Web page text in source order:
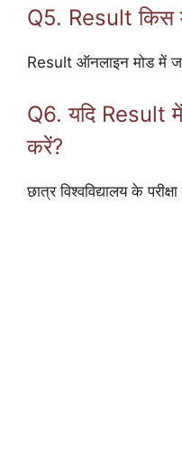
Q5. Result किस
Result ऑनलाइन मोड में
Q6. यदि Result में
करें?
छात्र विश्वविद्यालय के